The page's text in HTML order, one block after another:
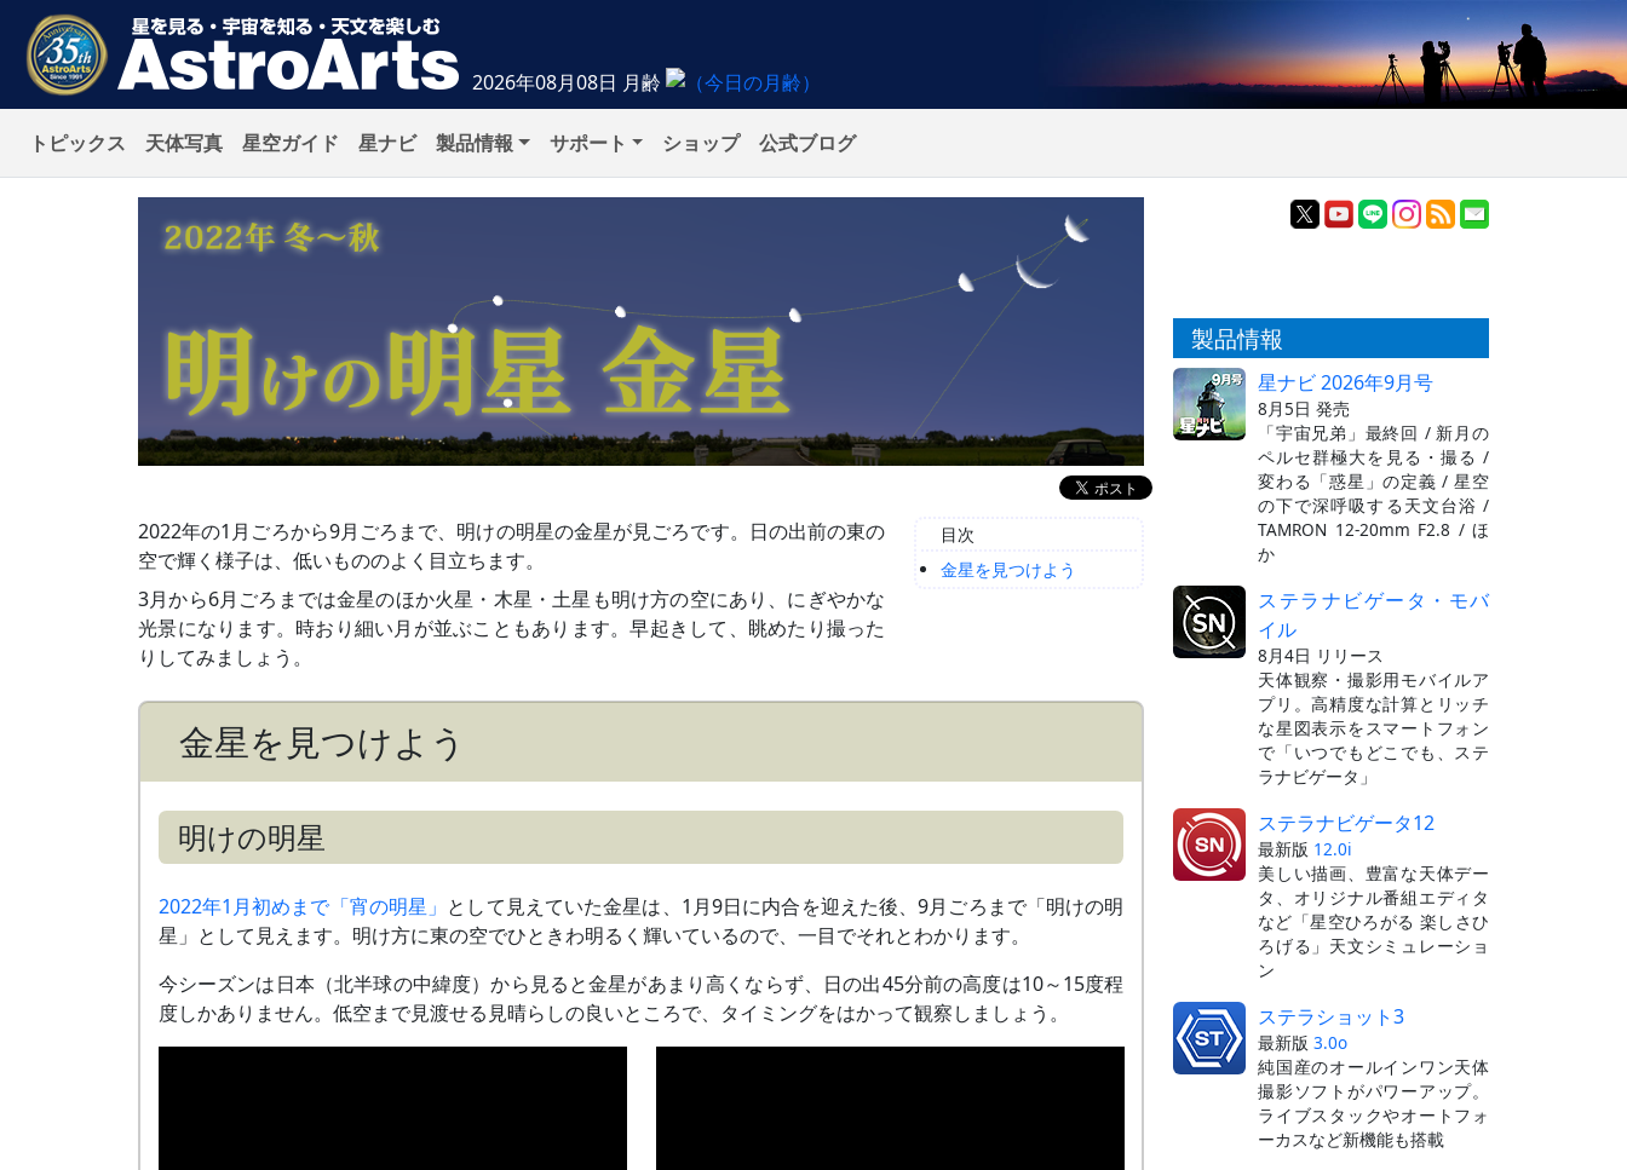
2026年08月08日 月齢
トピックス 天体写真 星空ガイド 星ナビ 製品情報 サポート ショップ 公式ブログ
2022年の1月ごろから9月ごろまで、明けの明星の金星が見ごろです。日の出前の東の
空で輝く様子は、低いもののよく目立ちます。
3月から6月ごろまでは金星のほか火星・木星・土星も明け方の空にあり、にぎやかな
光景になります。時おり細い月が並ぶこともあります。早起きして、眺めたり撮った
りしてみましょう。
目次
金星を見つけよう
金星を見つけよう
明けの明星
2022年1月初めまで「宵の明星」 として見えていた金星は、1月9日に内合を迎えた後、9月ごろまで「明けの明
星」として見えます。明け方に東の空でひときわ明るく輝いているので、一目でそれとわかります。
今シーズンは日本（北半球の中緯度）から見ると金星があまり高くならず、日の出45分前の高度は10～15度程
度しかありません。低空まで見渡せる見晴らしの良いところで、タイミングをはかって観察しましょう。
製品情報
星ナビ 2026年9月号
8月5日 発売
「宇宙兄弟」最終回 / 新月の
ペルセ群極大を見る・撮る /
変わる「惑星」の定義 / 星空
の下で深呼吸する天文台浴 /
TAMRON 12-20mm F2.8 / ほ
か
ステラナビゲータ・モバ
イル
8月4日 リリース
天体観察・撮影用モバイルア
プリ。高精度な計算とリッチ
な星図表示をスマートフォン
で「いつでもどこでも、ステ
ラナビゲータ」
ステラナビゲータ12
最新版 12.0i
美しい描画、豊富な天体デー
タ、オリジナル番組エディタ
など「星空ひろがる 楽しさひ
ろげる」天文シミュレーショ
ン
ステラショット3
最新版 3.0o
純国産のオールインワン天体
撮影ソフトがパワーアップ。
ライブスタックやオートフォ
ーカスなど新機能も搭載